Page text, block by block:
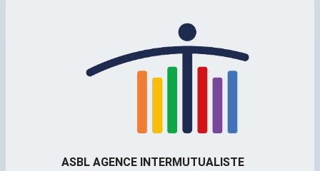
ASBL AGENCE INTERMUTUALISTE